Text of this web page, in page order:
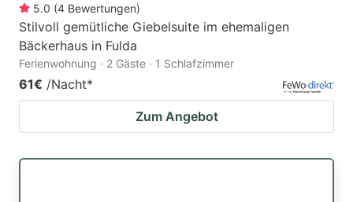
5.0 (4 Bewertungen)
Stilvoll gemütliche Giebelsuite im ehemaligen
Bäckerhaus in Fulda
Ferienwohnung · 2 Gäste · 1 Schlafzimmer
61€ /Nacht*
Zum Angebot